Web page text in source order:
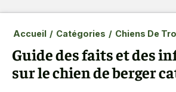
Accueil / Catégories / Chiens De
Guide des faits et des
sur le chien de berger